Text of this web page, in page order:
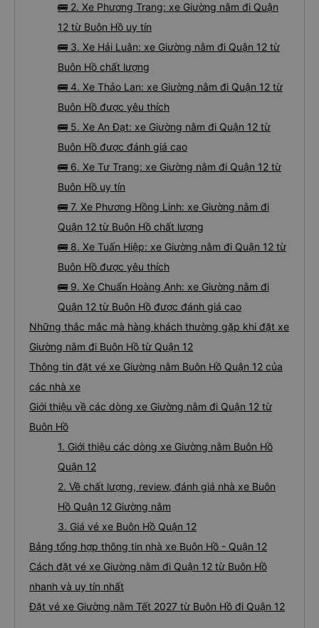
🚌 2. Xe Phương Trang: xe Giường nằm đi Quận
12 từ Buôn Hồ uy tín
🚌 3. Xe Hải Luân: xe Giường nằm đi Quận 12 từ
Buôn Hồ chất lượng
🚌 4. Xe Thảo Lan: xe Giường nằm đi Quận 12 từ
Buôn Hồ được yêu thích
🚌 5. Xe An Đạt: xe Giường nằm đi Quận 12 từ
Buôn Hồ được đánh giá cao
🚌 6. Xe Tư Trang: xe Giường nằm đi Quận 12 từ
Buôn Hồ uy tín
🚌 7. Xe Phương Hồng Linh: xe Giường nằm đi
Quận 12 từ Buôn Hồ chất lượng
🚌 8. Xe Tuấn Hiệp: xe Giường nằm đi Quận 12 từ
Buôn Hồ được yêu thích
🚌 9. Xe Chuẩn Hoàng Anh: xe Giường nằm đi
Quận 12 từ Buôn Hồ được đánh giá cao
Những thắc mắc mà hàng khách thường gặp khi đặt xe
Giường nằm đi Buôn Hồ từ Quận 12
Thông tin đặt vé xe Giường nằm Buôn Hồ Quận 12 của
các nhà xe
Giới thiệu về các dòng xe Giường nằm đi Quận 12 từ
Buôn Hồ
1. Giới thiệu các dòng xe Giường nằm Buôn Hồ
Quận 12
2. Về chất lượng, review, đánh giá nhà xe Buôn
Hồ Quận 12 Giường nằm
3. Giá vé xe Buôn Hồ Quận 12
Bảng tổng hợp thông tin nhà xe Buôn Hồ - Quận 12
Cách đặt vé xe Giường nằm đi Quận 12 từ Buôn Hồ
nhanh và uy tín nhất
Đặt vé xe Giường nằm Tết 2027 từ Buôn Hồ đi Quận 12